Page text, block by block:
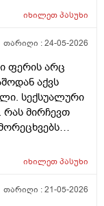
უმცირებს და
თუ
იხილეთპასუხი
თარიღი :24-05-2026
ფერის არც
აქვს
სექსუალური
რას მირჩევთ
სუნი
იხილეთპასუხი
თარიღი :21-05-2026